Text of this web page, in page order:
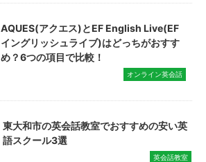
AQUES(アクエス)とEF English Live(EF
イングリッシュライブ)はどっちがおすす
め？6つの項目で比較！
オンライン英会話
東大和市の英会話教室でおすすめの安い英
語スクール3選
英会話教室